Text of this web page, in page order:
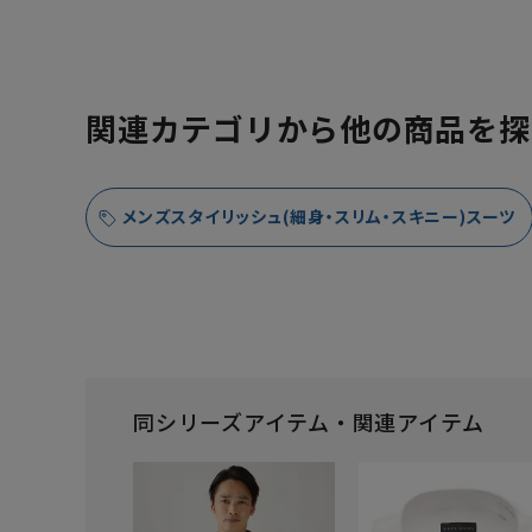
関連カテゴリから他の商品を
メンズスタイリッシュ(細身・スリム・スキニー)スーツ
同シリーズアイテム・関連アイテム